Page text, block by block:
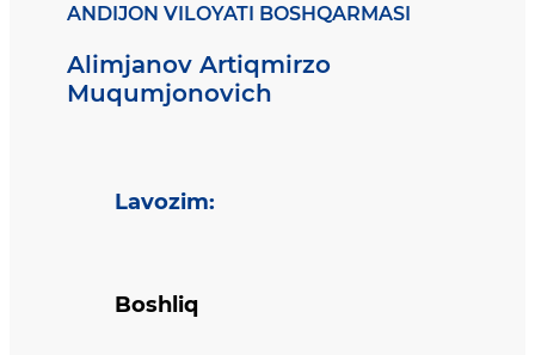
ANDIJON VILOYATI BOSHQARMASI
Alimjanov Artiqmirzo
Muqumjonovich
Lavozim:
Boshliq